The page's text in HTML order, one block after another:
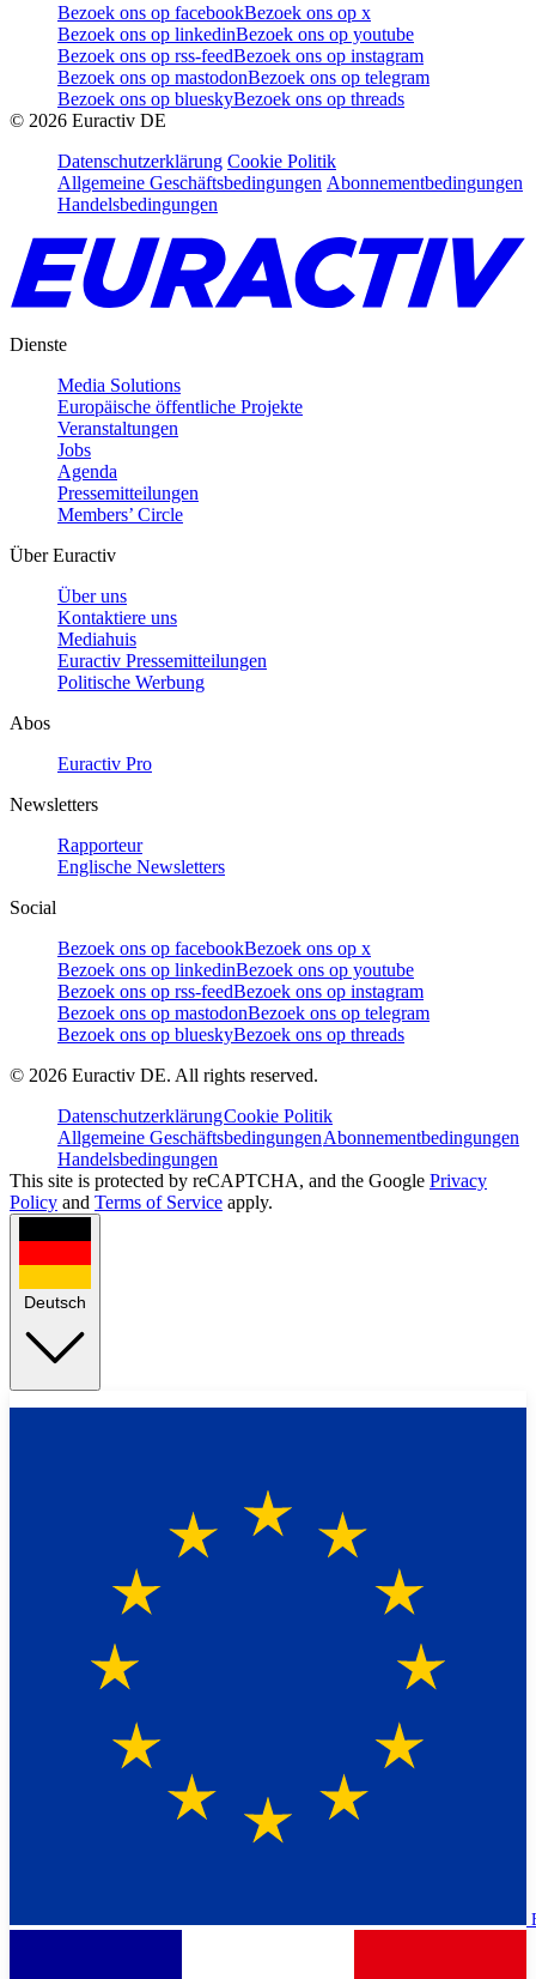
Bezoek ons op facebookBezoek ons op x
Bezoek ons op linkedinBezoek ons op youtube
Bezoek ons op rss-feedBezoek ons op instagram
Bezoek ons op mastodonBezoek ons op telegram
Bezoek ons op blueskyBezoek ons op threads
© 2026 Euractiv DE
Datenschutzerklärung Cookie Politik
Allgemeine Geschäftsbedingungen Abonnementbedingungen
Handelsbedingungen
Dienste
Media Solutions
Europäische öffentliche Projekte
Veranstaltungen
Jobs
Agenda
Pressemitteilungen
Members’ Circle
Über Euractiv
Über uns
Kontaktiere uns
Mediahuis
Euractiv Pressemitteilungen
Politische Werbung
Abos
Euractiv Pro
Newsletters
Rapporteur
Englische Newsletters
Social
Bezoek ons op facebookBezoek ons op x
Bezoek ons op linkedinBezoek ons op youtube
Bezoek ons op rss-feedBezoek ons op instagram
Bezoek ons op mastodonBezoek ons op telegram
Bezoek ons op blueskyBezoek ons op threads
© 2026 Euractiv DE. All rights reserved.
DatenschutzerklärungCookie Politik
Allgemeine GeschäftsbedingungenAbonnementbedingungen
Handelsbedingungen
This site is protected by reCAPTCHA, and the Google Privacy
Policy and Terms of Service apply.
Deutsch